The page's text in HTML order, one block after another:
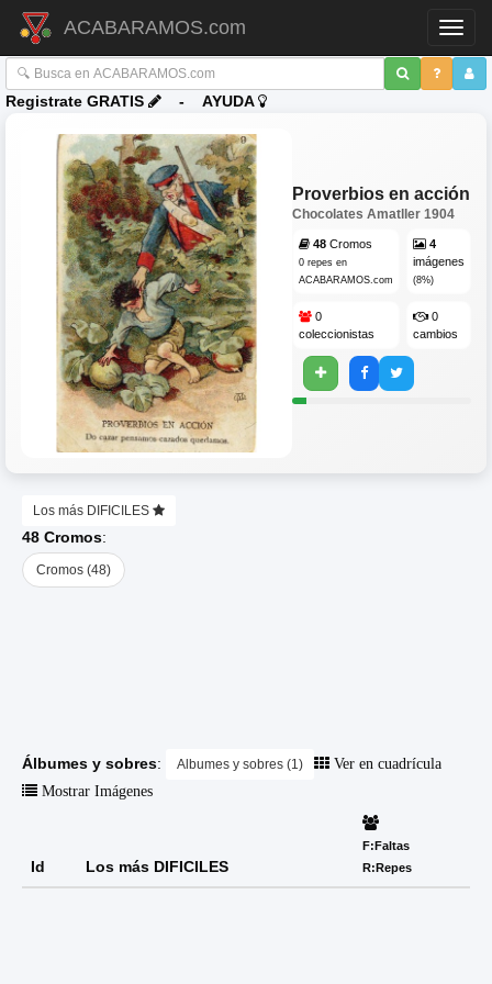
ACABARAMOS.com
Registrate GRATIS - AYUDA
Proverbios en acción
Chocolates Amatller 1904
48 Cromos
0 repes en
ACABARAMOS.com
4
imágenes
(8%)
0
coleccionistas
0
cambios
Los más DIFICILES
48 Cromos:
Cromos (48)
Álbumes y sobres: Albumes y sobres (1)
Ver en cuadrícula
Mostrar Imágenes
Id Los más DIFICILES
F:Faltas
R:Repes